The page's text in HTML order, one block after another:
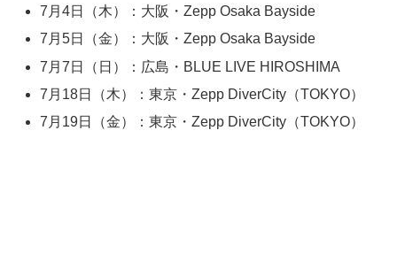
7月4日（木）：大阪・Zepp Osaka Bayside
7月5日（金）：大阪・Zepp Osaka Bayside
7月7日（日）：広島・BLUE LIVE HIROSHIMA
7月18日（木）：東京・Zepp DiverCity（TOKYO）
7月19日（金）：東京・Zepp DiverCity（TOKYO）